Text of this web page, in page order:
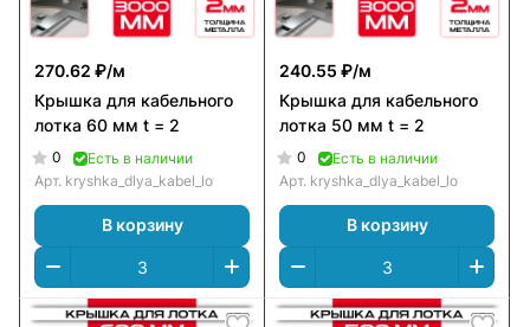
270.62 ₽/м
Крышка для кабельного
лотка 60 мм t = 2
0
Есть в наличии
Арт. kryshka_dlya_kabel_lotka_60_mm_t_=_2
В корзину
240.55 ₽/м
Крышка для кабельного
лотка 50 мм t = 2
0
Есть в наличии
Арт.
В корзину